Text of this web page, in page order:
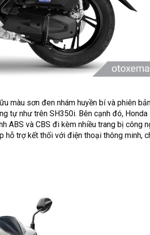
màu sơn đen nhám huyền bí và phiên
tự như trên SH350i. Bên cạnh đó, Honda
ABS và CBS đi kèm nhiều trang bị công
hỗ trợ kết thối với điện thoại thông minh,